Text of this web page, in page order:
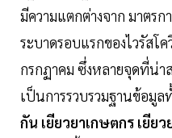
มีความแตกต่างจาก มาตรก
ระบาดรอบแรกของไวรัสโ
กรกฏาคม ซึ่งหลายจุดที่น่า
เป็นการรวบรวมฐานข้อมูล
กัน เยียวยาเกษตกร เยียว